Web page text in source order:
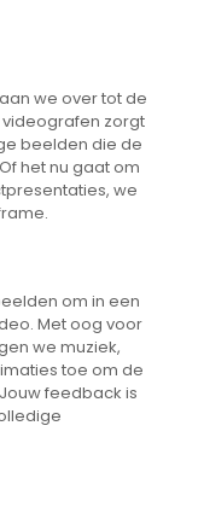
we over tot de
zorgt
beelden die de
het nu gaat om
we
om in een
Met oog voor
we muziek,
toe om de
feedback is